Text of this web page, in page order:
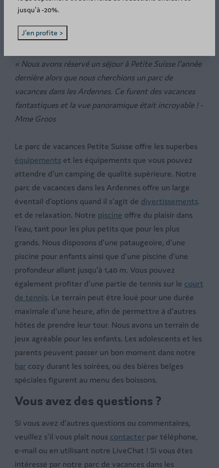
Installations parc de vacances
Ardennes
« Nous avons réservé un séjour à Petite Suisse l'année
dernière alors que nous cherchions un parc de
vacances dans les Ardennes. Ce furent des vacances
fantastiques et la vue panoramique était incroyable ! -
Mme Groos
Le parc de vacances Petite Suisse offre les superbes
équipements et les équipements que vous pouvez
attendre d'un camping de qualité supérieure. Notre
parc de vacances dans les Ardennes offre un large
éventail d'options quand il s'agit de divertissements.
et de relaxation. Notre piscine offre du plaisir dans
l'eau, tant pour les plus petits que pour les plus
grands. Nous disposons d'une pataugeoire, d'une
piscine pour enfants ainsi que d'une piscine d'une
profondeur allant jusqu'à 1,40 m. Vous pouvez
également profiter d'une partie de tennis sur le court
de tennis. Le terrain peut être loué pour une durée
maximale d'une heure, afin de permettre à d'autres
hôtes de prendre leur tour. Nous avons un terrain de
jeux agréable pour les enfants. Les adolescents et les
parents peuvent passer un bon moment dans notre
bar cozy durant les soirées, où des bières belges
spéciales figurent au menu des boissons.
Vous avez des questions ?
Si vous avez d'autres questions ou commentaires,
veuillez s'il vous plaît nous contacter par téléphone,
e-mail ou en utilisant notre LiveChat ! Si vous êtes
intéressé par notre parc de vacances dans les
jusqu'à -20%.
J'en profite >